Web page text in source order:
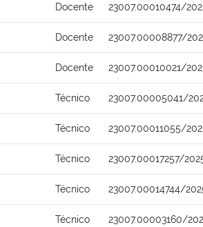
Docente 23007.00010474/
Docente 23007.00008877/
Docente 23007.00010021/
Técnico 23007.00005041/
Técnico 23007.00011055/
Técnico 23007.00017257/
Técnico 23007.00014744/
Técnico 23007.00003160/